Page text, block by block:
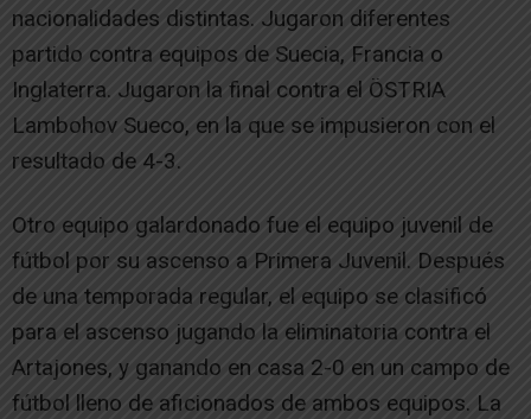
nacionalidades distintas. Jugaron diferentes
partido contra equipos de Suecia, Francia o
Inglaterra. Jugaron la final contra el ÖSTRIA
Lambohov Sueco, en la que se impusieron con el
resultado de 4-3.
Otro equipo galardonado fue el equipo juvenil de
fútbol por su ascenso a Primera Juvenil. Después
de una temporada regular, el equipo se clasificó
para el ascenso jugando la eliminatoria contra el
Artajones, y ganando en casa 2-0 en un campo de
fútbol lleno de aficionados de ambos equipos. La